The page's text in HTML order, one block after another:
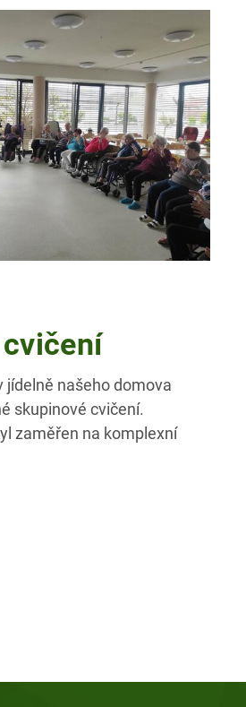
jídelně našeho domova
skupinové cvičení.
zaměřen na komplexní